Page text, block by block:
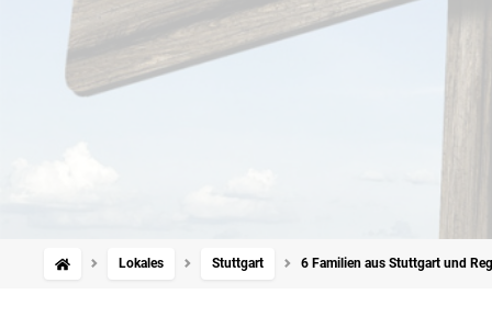
Lokales Stuttgart 6 Familien aus Stuttgart und